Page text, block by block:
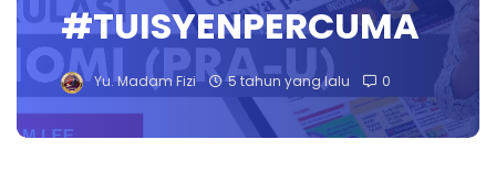
#TUISYENPERCUMA
Yu. Madam Fizi 5 tahun yang lalu 0